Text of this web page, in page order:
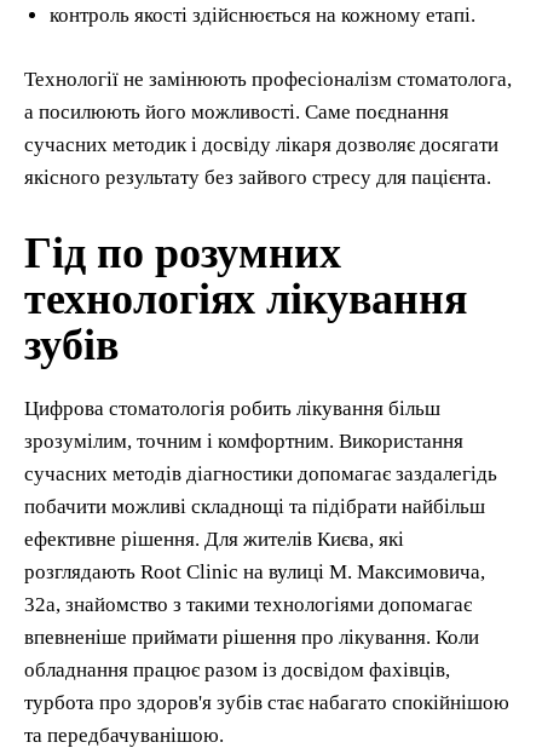
контроль якості здійснюється на кожному етапі.
Технології не замінюють професіоналізм стоматолога,
а посилюють його можливості. Саме поєднання
сучасних методик і досвіду лікаря дозволяє досягати
якісного результату без зайвого стресу для пацієнта.
Гід по розумних
технологіях лікування
зубів
Цифрова стоматологія робить лікування більш
зрозумілим, точним і комфортним. Використання
сучасних методів діагностики допомагає заздалегідь
побачити можливі складнощі та підібрати найбільш
ефективне рішення. Для жителів Києва, які
розглядають Root Clinic на вулиці М. Максимовича,
32а, знайомство з такими технологіями допомагає
впевненіше приймати рішення про лікування. Коли
обладнання працює разом із досвідом фахівців,
турбота про здоров'я зубів стає набагато спокійнішою
та передбачуванішою.